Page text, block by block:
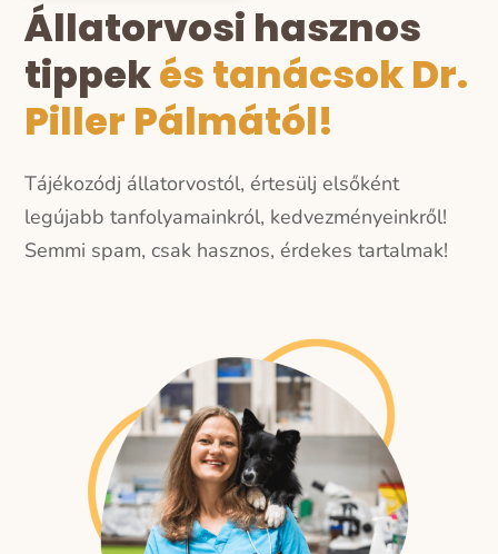
Állatorvosi hasznos
tippekés tanácsok Dr.
Piller Pálmától!
Tájékozódj állatorvostól, értesülj elsőként
legújabb tanfolyamainkról, kedvezményeinkről!
Semmi spam, csak hasznos, érdekes tartalmak!